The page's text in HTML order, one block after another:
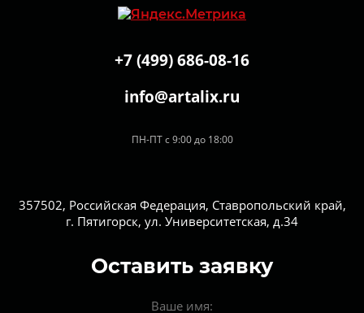
+7 (499) 686-08-16
info@artalix.ru
ПН-ПТ с 9:00 до 18:00
357502, Российская Федерация, Ставропольский край,
г. Пятигорск, ул. Университетская, д.34
Оставить заявку